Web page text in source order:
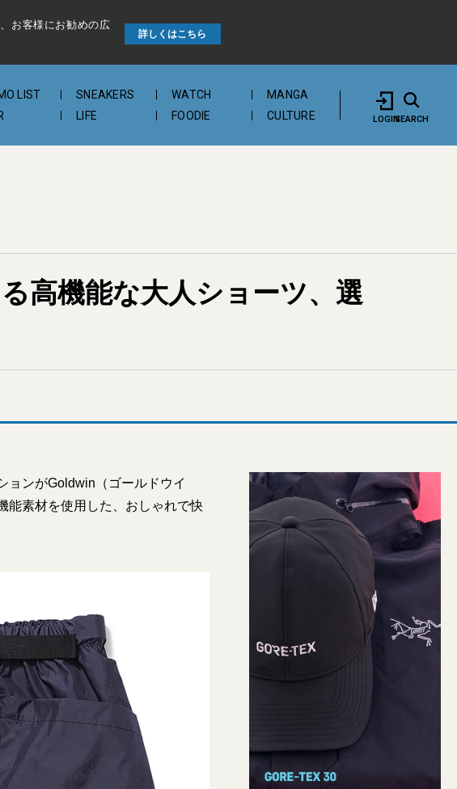
お客様にお勧めの広
詳しくはこちら
LIST SNEAKERS WATCH
MANGA
LIFE FOODIE CULTURE LOGINSEARCH
高機能な大人ショーツ、選
ョンがGoldwin（ゴールドウイ
素材を使用した、おしゃれで快